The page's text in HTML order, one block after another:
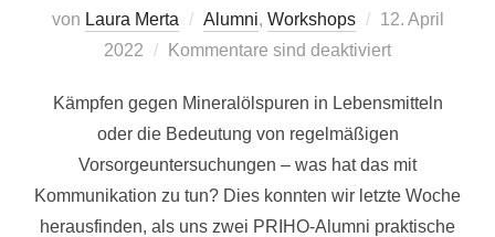
von Laura Merta Alumni, Workshops
Veröffentlicht
am
12. April
2022
Kommentare sind deaktiviert
Kämpfen gegen Mineralölspuren in Lebensmitteln
oder die Bedeutung von regelmäßigen
Vorsorgeuntersuchungen – was hat das mit
Kommunikation zu tun? Dies konnten wir letzte Woche
herausfinden, als uns zwei PRIHO-Alumni praktische